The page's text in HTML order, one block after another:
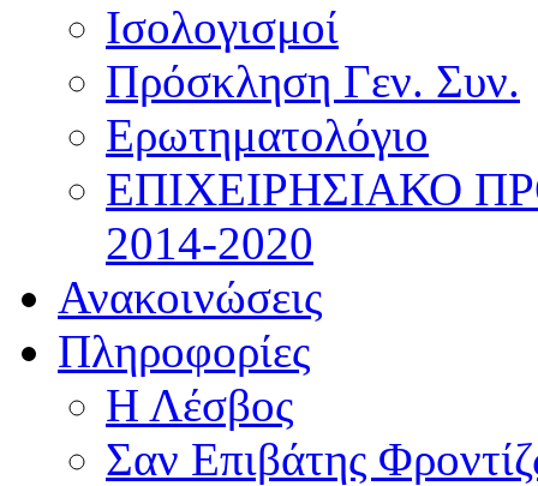
Ισολογισμοί
Πρόσκληση Γεν. Συν.
Ερωτηματολόγιο
ΕΠΙΧΕΙΡΗΣΙΑΚΟ
2014-2020
Ανακοινώσεις
Πληροφορίες
Η Λέσβος
Σαν Επιβάτης